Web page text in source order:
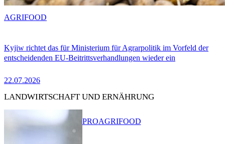
Kyjiw richtet das für Ministerium für Agrarpolitik im Vorfeld der
entscheidenden EU-Beitrittsverhandlungen wieder ein
22.07.2026
AGRIFOOD
LANDWIRTSCHAFT UND ERNÄHRUNG
PROAGRIFOOD